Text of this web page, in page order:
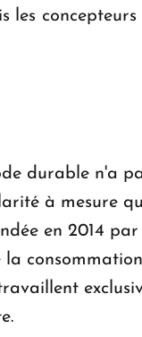
les
durable n'a
à mesure
en 2014